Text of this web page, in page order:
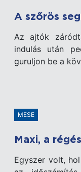
A szőrös
Az ajtók
indulás után
guruljon be a
MESE
Maxi, a
Egyszer volt,